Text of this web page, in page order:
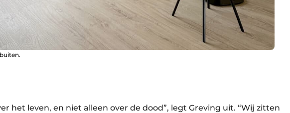
het leven, en niet alleen over de dood”, legt Greving uit. “Wij zitten